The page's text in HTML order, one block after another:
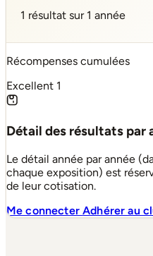
1 résultat sur 1 année
Récompenses cumulées
Excellent 1
Détail des résultats par
Le détail année par année
chaque exposition) est
de leur cotisation.
Me connecterAdhérer au